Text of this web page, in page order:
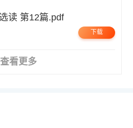
读 第12篇.pdf
下载
查看更多